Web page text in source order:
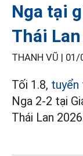
Nga tại
Thái Lan
THANH VŨ | 01/
Tối 1.8,
Nga 2-2 tại
Thái Lan